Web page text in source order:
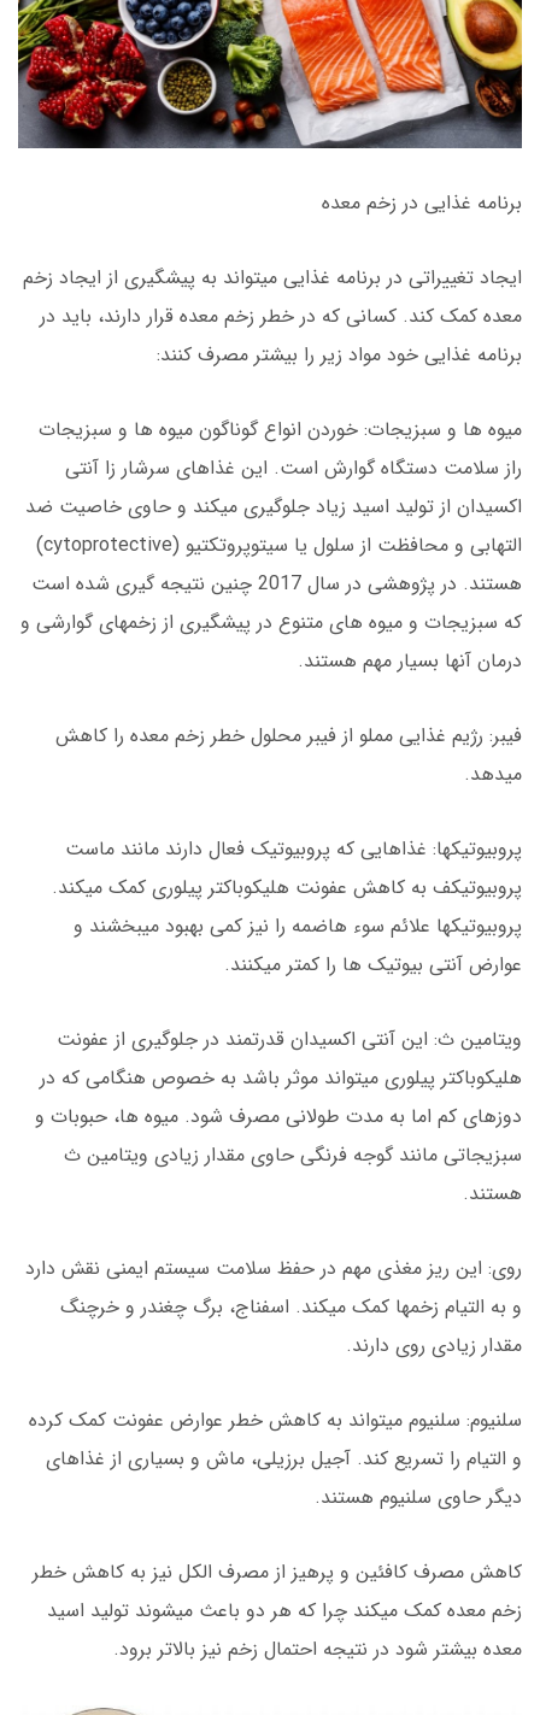
برنامه غذایی در زخم معده
ایجاد تغییراتی در برنامه غذایی میتواند به پیشگیری از ایجاد زخم
معده کمک کند. کسانی که در خطر زخم معده قرار دارند، باید در
برنامه غذایی خود مواد زیر را بیشتر مصرف کنند:
میوه ها و سبزیجات: خوردن انواع گوناگون میوه ها و سبزیجات
راز سلامت دستگاه گوارش است. این غذاهای سرشار زا آنتی
اکسیدان از تولید اسید زیاد جلوگیری میکند و حاوی خاصیت ضد
التهابی و محافظت از سلول یا سیتوپروتکتیو (cytoprotective)
هستند. در پژوهشی در سال 2017 چنین نتیجه گیری شده است
که سبزیجات و میوه های متنوع در پیشگیری از زخمهای گوارشی و
درمان آنها بسیار مهم هستند.
فیبر: رژیم غذایی مملو از فیبر محلول خطر زخم معده را کاهش
میدهد.
پروبیوتیکها: غذاهایی که پروبیوتیک فعال دارند مانند ماست
پروبیوتیکف به کاهش عفونت هلیکوباکتر پیلوری کمک میکند.
پروبیوتیکها علائم سوء هاضمه را نیز کمی بهبود میبخشند و
عوارض آنتی بیوتیک ها را کمتر میکنند.
ویتامین ث: این آنتی اکسیدان قدرتمند در جلوگیری از عفونت
هلیکوباکتر پیلوری میتواند موثر باشد به خصوص هنگامی که در
دوزهای کم اما به مدت طولانی مصرف شود. میوه ها، حبوبات و
سبزیجاتی مانند گوجه فرنگی حاوی مقدار زیادی ویتامین ث
هستند.
روی: این ریز مغذی مهم در حفظ سلامت سیستم ایمنی نقش دارد
و به التیام زخمها کمک میکند. اسفناج، برگ چغندر و خرچنگ
مقدار زیادی روی دارند.
سلنیوم: سلنیوم میتواند به کاهش خطر عوارض عفونت کمک کرده
و التیام را تسریع کند. آجیل برزیلی، ماش و بسیاری از غذاهای
دیگر حاوی سلنیوم هستند.
کاهش مصرف کافئین و پرهیز از مصرف الکل نیز به کاهش خطر
زخم معده کمک میکند چرا که هر دو باعث میشوند تولید اسید
معده بیشتر شود در نتیجه احتمال زخم نیز بالاتر برود.